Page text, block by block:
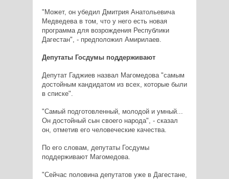
"Может, он убедил Дмитрия Анатольевича
Медведева в том, что у него есть новая
программа для возрождения Республики
Дагестан", - предположил Амирилаев.
Депутаты Госдумы поддерживают
Депутат Гаджиев назвал Магомедова "самым
достойным кандидатом из всех, которые были
в списке".
"Самый подготовленный, молодой и умный...
Он достойный сын своего народа", - сказал
он, отметив его человеческие качества.
По его словам, депутаты Госдумы
поддерживают Магомедова.
"Сейчас половина депутатов уже в Дагестане,